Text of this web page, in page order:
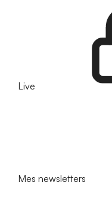
Live
Mes newsletters